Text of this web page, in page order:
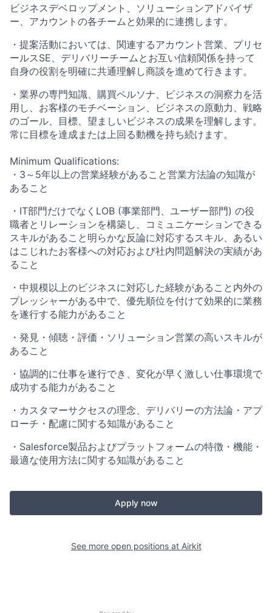
ビジネスデベロップメント、ソリューションアドバイザ
ー、アカウントの各チームと効果的に連携します。
・提案活動においては、関連するアカウント営業、プリセ
ールスSE、デリバリーチームとお互い信頼関係を持って
自身の役割を明確に共通理解し商談を進めて行きます。
・業界の専門知識、購買ペルソナ、ビジネスの洞察力を活
用し、お客様のモチベーション、ビジネスの原動力、戦略
のゴール、目標、望ましいビジネスの成果を理解します。
常に目標を達成または上回る動機を持ち続けます。
Minimum Qualifications:
・3～5年以上の営業経験があること営業方法論の知識が
あること
・IT部門だけでなくLOB (事業部門、ユーザー部門) の役
職者とリレーションを構築し、コミュニケーションできる
スキルがあること明らかな反論に対応するスキル、あるい
はこじれたお客様への対応および社内問題解決の実績があ
ること
・中規模以上のビジネスに対応した経験があること内外の
プレッシャーがある中で、優先順位を付けて効果的に業務
を遂行する能力があること
・発見・傾聴・評価・ソリューション営業の高いスキルが
あること
・協調的に仕事を遂行でき、変化が早く激しい仕事環境で
成功する能力があること
・カスタマーサクセスの理念、デリバリーの方法論・アプ
ローチ・配慮に関する知識があること
・Salesforce製品およびプラットフォームの特徴・機能・
最適な使用方法に関する知識があること
Apply now
See more open positions at Airkit